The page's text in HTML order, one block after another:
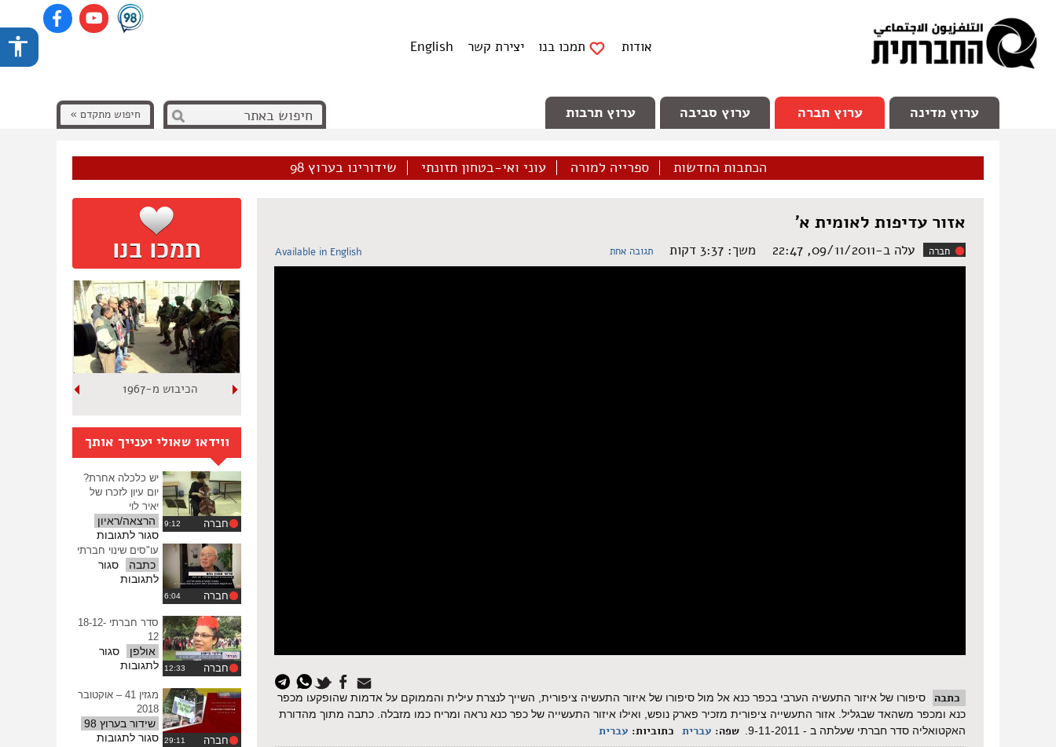
אודות תמכו בנו יצירת קשר English
ערוץ מדינה ערוץ חברה ערוץ סביבה ערוץ תרבות חיפוש מתקדם »
הכתבות החדשות ספרייה למורה עוני ואי-בטחון תזונתי שידורינו בערוץ 98
אזור עדיפות לאומית א'
חברה עלה ב-09/11/2011, 22:47 משך: ‏3:37 דקות תגובה אחת Available in English
כתבה
סיפורו של איזור התעשיה הערבי בכפר כנא אל מול סיפורו של איזור התעשיה ציפורית, השייך לנצרת עילית והממוקם על אדמות שהופקעו מכפר
כנא ומכפר משהאד שבגליל. אזור התעשייה ציפורית מזכיר פארק נופש, ואילו איזור התעשייה של כפר כנא נראה ומריח כמו מזבלה. כתבה מתוך מהדורת
האקטואליה סדר חברתי שעלתה ב - 9-11-2011.
שפה: עברית כתוביות: עברית
הכיבוש מ-1967
ווידאו שאולי יענייך אותך
חברה
יש כלכלה אחרת?
יום עיון לזכרו של
יאיר לוי
הרצאה/ראיון
סגור לתגובותעל
יש
לזכרו
חברה
עו"סים שינוי חברתי
כתבה
סגור
לתגובותעל
חברתי
חברה
סדר חברתי 18-12-
12
אולפן
סגור
לתגובותעל
חברתי
12-
12
חברה
מגזין 41 – אוקטובר
2018
שידור בערוץ 98
סגור לתגובותעל